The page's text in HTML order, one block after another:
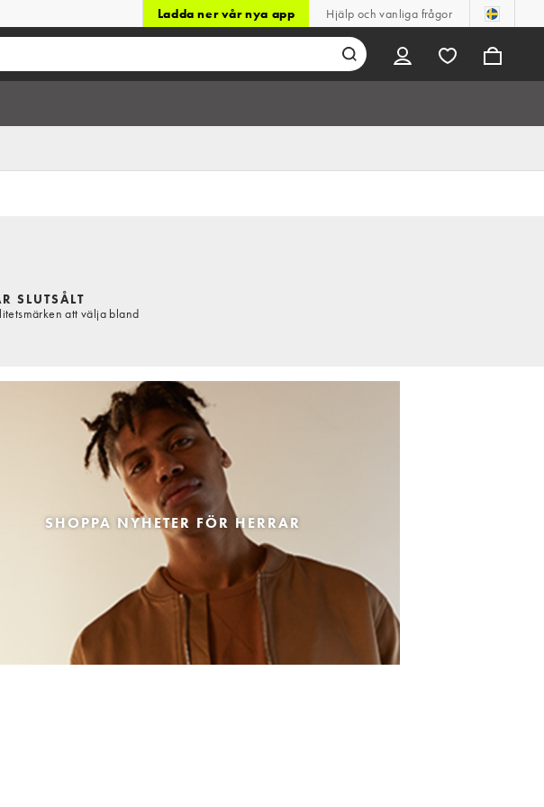
Ladda ner vår nya app Hjälp och vanliga frågor
SLUTSÅLT
att välja bland
SHOPPA NYHETER FÖR HERRAR